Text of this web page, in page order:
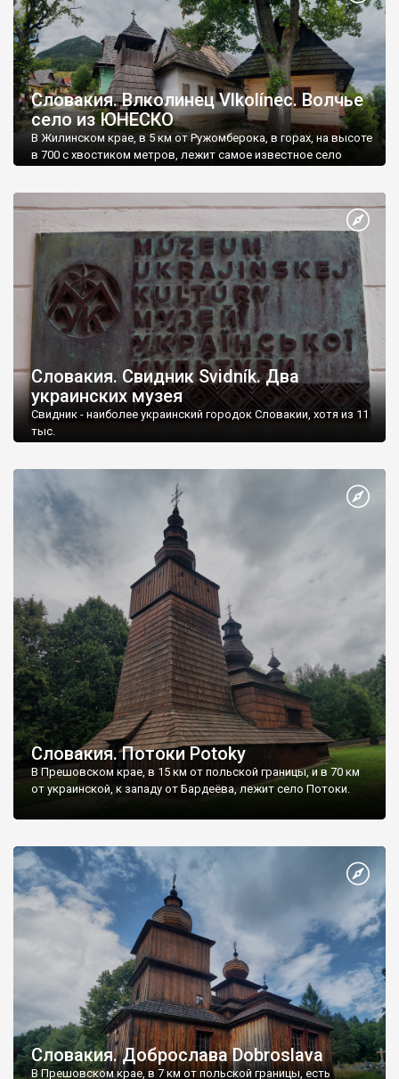
Словакия. Влколинец Vlkolínec. Волчье
село из ЮНЕСКО
В Жилинском крае, в 5 км от Ружомберока, в горах, на высоте
в 700 с хвостиком метров, лежит самое известное село
Словакия. Свидник Svidník. Два
украинских музея
Свидник - наиболее украинский городок Словакии, хотя из 11
тыс.
Словакия. Потоки Potoky
В Прешовском крае, в 15 км от польской границы, и в 70 км
от украинской, к западу от Бардеёва, лежит село Потоки.
Словакия. Доброслава Dobroslava
В Прешовском крае, в 7 км от польской границы, есть